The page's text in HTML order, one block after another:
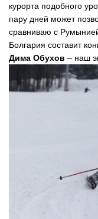
курорта подобного
пару дней может
сравниваю с
Болгария составит
Дима Обухов – наш